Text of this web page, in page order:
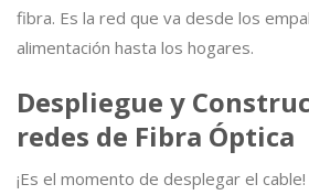
fibra. Es la red que va desde los
alimentación hasta los hogares.
Despliegue y
redes de Fibra Óptica
¡Es el momento de desplegar el